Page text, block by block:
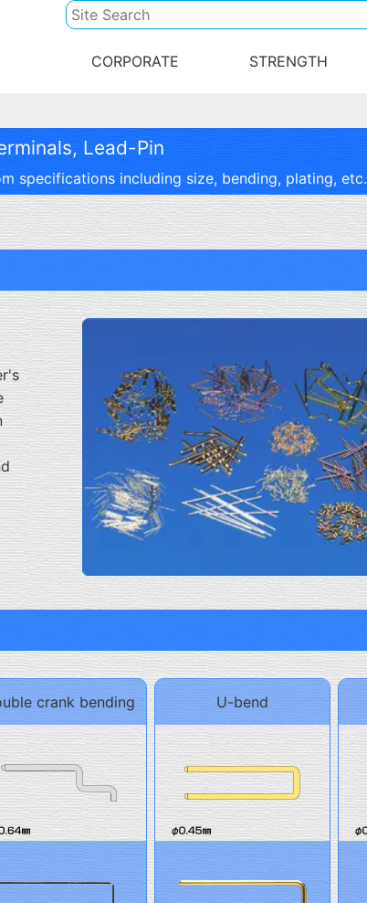
CORPORATE STRENGTH
Lead-Pin
specifications including size, bending, plating, etc.
crank bending U-bend